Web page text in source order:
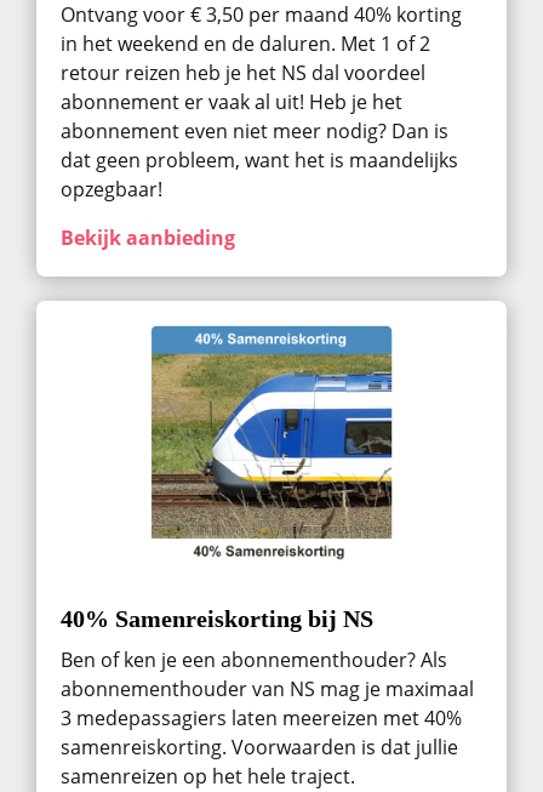
Ontvang voor € 3,50 per maand 40% korting
in het weekend en de daluren. Met 1 of 2
retour reizen heb je het NS dal voordeel
abonnement er vaak al uit! Heb je het
abonnement even niet meer nodig? Dan is
dat geen probleem, want het is maandelijks
opzegbaar!
Bekijk aanbieding
40% Samenreiskorting bij NS
Ben of ken je een abonnementhouder? Als
abonnementhouder van NS mag je maximaal
3 medepassagiers laten meereizen met 40%
samenreiskorting. Voorwaarden is dat jullie
samenreizen op het hele traject.